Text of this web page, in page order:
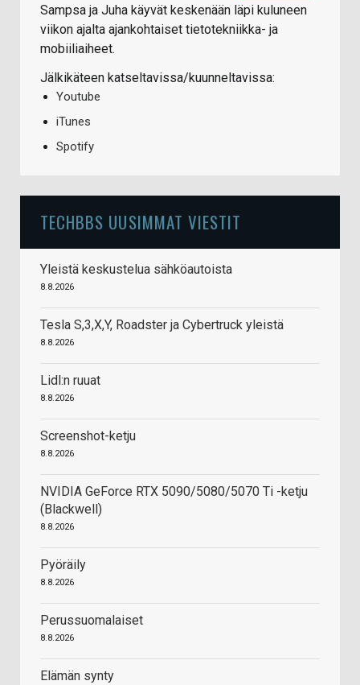
Sampsa ja Juha käyvät keskenään läpi kuluneen
viikon ajalta ajankohtaiset tietotekniikka- ja
mobiiliaiheet.
Jälkikäteen katseltavissa/kuunneltavissa:
Youtube
iTunes
Spotify
TECHBBS UUSIMMAT VIESTIT
Yleistä keskustelua sähköautoista
8.8.2026
Tesla S,3,X,Y, Roadster ja Cybertruck yleistä
8.8.2026
Lidl:n ruuat
8.8.2026
Screenshot-ketju
8.8.2026
NVIDIA GeForce RTX 5090/5080/5070 Ti -ketju
(Blackwell)
8.8.2026
Pyöräily
8.8.2026
Perussuomalaiset
8.8.2026
Elämän synty